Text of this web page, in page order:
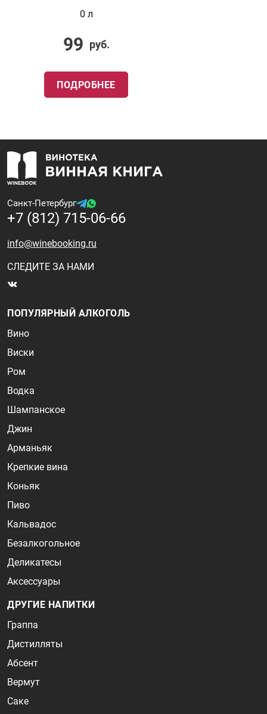
0 л
99 руб.
ПОДРОБНЕЕ
Санкт-Петербург
+7 (812) 715-06-66
info@winebooking.ru
СЛЕДИТЕ ЗА НАМИ
ПОПУЛЯРНЫЙ АЛКОГОЛЬ
Вино
Виски
Ром
Водка
Шампанское
Джин
Арманьяк
Крепкие вина
Коньяк
Пиво
Кальвадос
Безалкогольное
Деликатесы
Аксессуары
ДРУГИЕ НАПИТКИ
Граппа
Дистилляты
Абсент
Вермут
Саке